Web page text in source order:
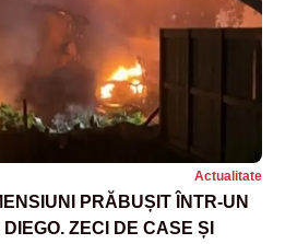
Actualitate
PRĂBUȘIT ÎNTR-UN
ZECI DE CASE ȘI